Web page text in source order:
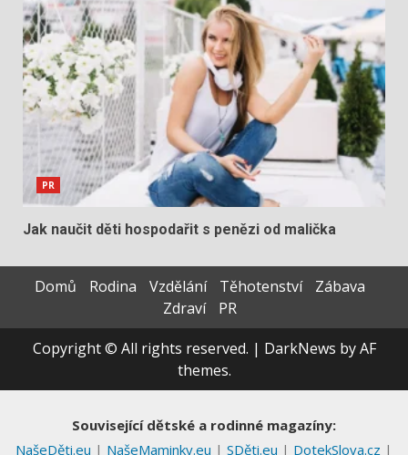
PR
Jak naučit děti hospodařit s penězi od malička
Domů Rodina Vzdělání Těhotenství
Zábava
Zdraví
PR
Copyright © All rights reserved. | DarkNews by AF
themes.
Související dětské a rodinné magazíny:
NašeDěti.eu | NašeMaminky.eu | SDěti.eu | DotekSlova.cz |